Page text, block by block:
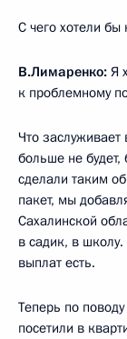
С чего хотели бы
В.Лимаренко: Я
к проблемному
Что
больше не будет,
сделали таким
пакет, мы
Сахалинской
в садик, в
выплат есть.
Теперь по
посетили в